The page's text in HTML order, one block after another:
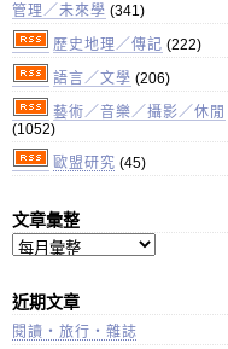
管理／未來學 (341)
歷史地理／傳記 (222)
語言／文學 (206)
藝術／音樂／攝影／休閒
(1052)
歐盟研究 (45)
文章彙整
近期文章
閱讀‧旅行‧雜誌